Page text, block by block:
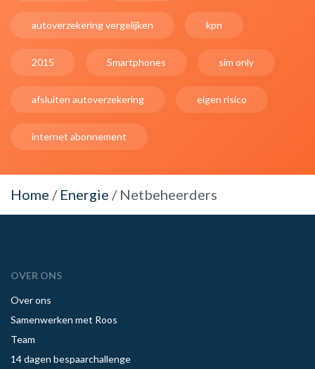
autoverzekering vergelijken kpn
2015 Smartphones sim only
afsluiten autoverzekering eigen risico
internet abonnement
Home / Energie / Netbeheerders
OVER ONS
Over ons
Samenwerken met Roos
Team
14 dagen bespaarchallenge